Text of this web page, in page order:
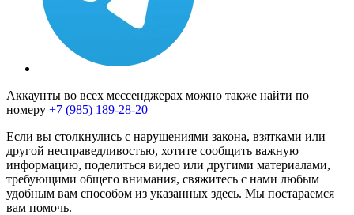
Аккаунты во всех мессенджерах можно также найти по
номеру +7 (985) 189-28-20
Если вы столкнулись с нарушениями закона, взятками или
другой несправедливостью, хотите сообщить важную
информацию, поделиться видео или другими материалами,
требующими общего внимания, свяжитесь с нами любым
удобным вам способом из указанных здесь. Мы постараемся
вам помочь.